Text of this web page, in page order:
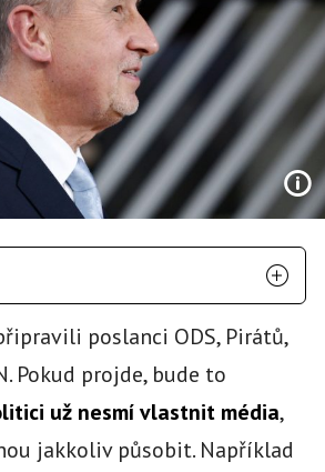
poslanci ODS, Pirátů,
Pokud projde, bude to
už nesmí vlastnit média,
jakkoliv působit. Například